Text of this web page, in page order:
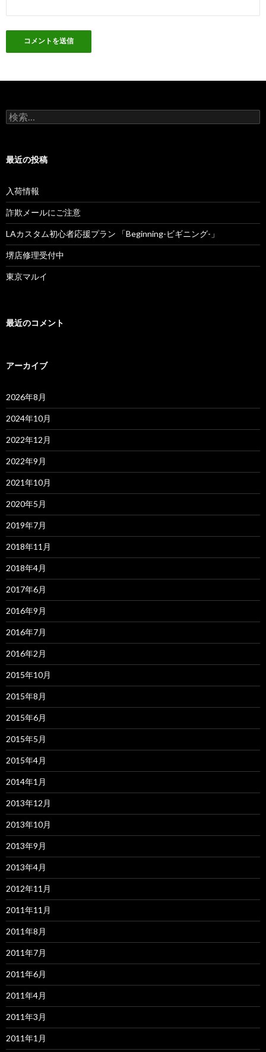
検
索
最近の投稿
入荷情報
詐欺メールにご注意
LAカスタム初心者応援プラン 「Beginning-ビギニング-」
堺店修理受付中
東京マルイ
最近のコメント
アーカイブ
2026年8月
2024年10月
2022年12月
2022年9月
2021年10月
2020年5月
2019年7月
2018年11月
2018年4月
2017年6月
2016年9月
2016年7月
2016年2月
2015年10月
2015年8月
2015年6月
2015年5月
2015年4月
2014年1月
2013年12月
2013年10月
2013年9月
2013年4月
2012年11月
2011年11月
2011年8月
2011年7月
2011年6月
2011年4月
2011年3月
2011年1月